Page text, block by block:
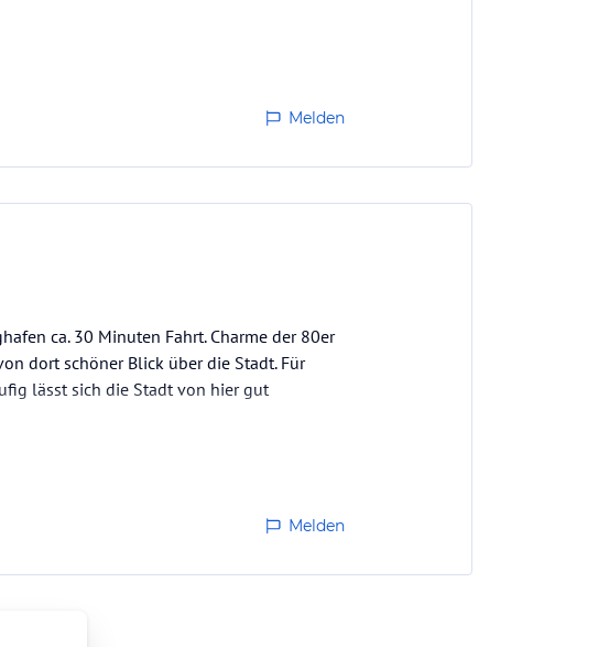
Melden
ca. 30 Minuten Fahrt. Charme der 80er
dort schöner Blick über die Stadt. Für
lässt sich die Stadt von hier gut
Melden